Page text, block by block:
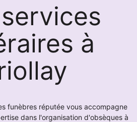
à
funèbres réputée vous accompagne
dans l'organisation d'obsèques à